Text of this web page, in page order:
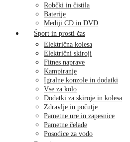
Robčki in čistila
Baterije
Mediji CD in DVD
Šport in prosti čas
Električna kolesa
Električni skiroji
Fitnes naprave
Kampiranje
Igralne konzole in dodatki
Vse za kolo
Dodatki za skiroje in kolesa
Zdravlje in počutje
Pametne ure in zapesnice
Pametne čelade
Posodice za vodo